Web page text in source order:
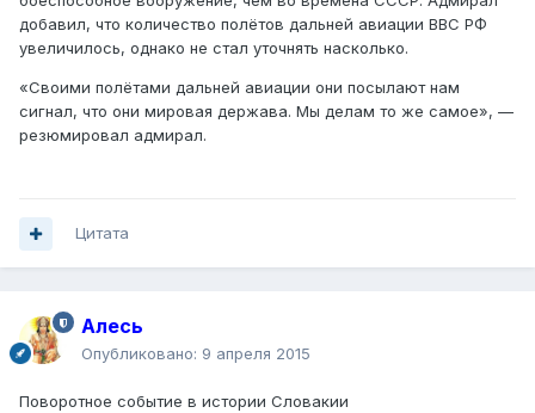
добавил, что количество полётов дальней авиации ВВС РФ
увеличилось, однако не стал уточнять насколько.
«Своими полётами дальней авиации они посылают нам
сигнал, что они мировая держава. Мы делам то же самое», —
резюмировал адмирал.
Цитата
Алесь
Опубликовано: 9 апреля 2015
Поворотное событие в истории Словакии